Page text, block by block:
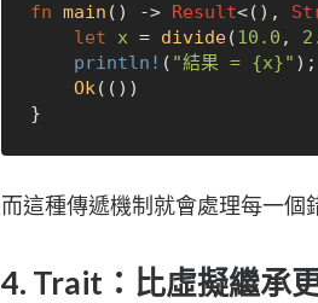
fn main () -> Result<(),
let
x = divide(10.0 ,
println! ( "結果 = {x}" );
Ok(())
而這種傳遞機制就會處理每一個
4. Trait：比虛擬繼承